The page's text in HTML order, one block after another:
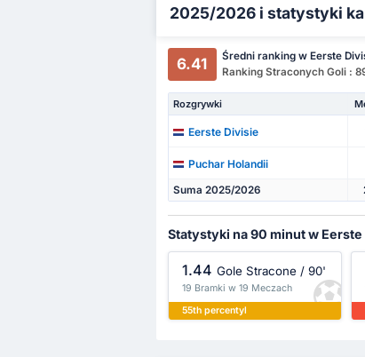
2025/2026 i statystyki
6.41
Średni ranking w Eerste
Ranking Straconych Goli :
Rozgrywki
Eerste Divisie
Puchar Holandii
Suma 2025/2026
Statystyki na 90 minut w
1.44 Gole Stracone / 90'
19 Bramki w 19 Meczach
55th percentyl